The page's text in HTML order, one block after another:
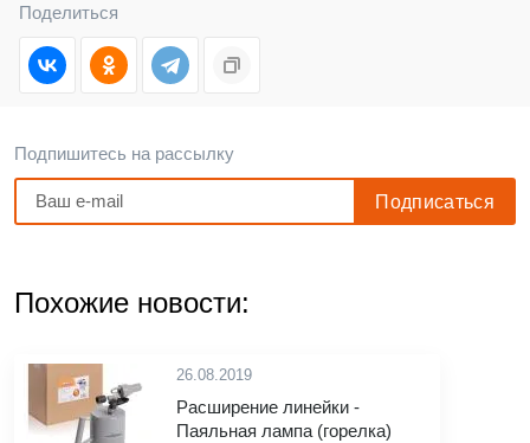
Поделиться
Подпишитесь на рассылку
Похожие новости:
26.08.2019
Расширение линейки -
Паяльная лампа (горелка)